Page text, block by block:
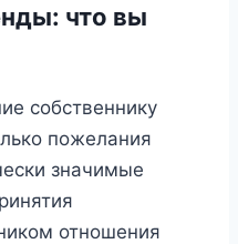
что вы
собственнику
пожелания
значимые
отношения